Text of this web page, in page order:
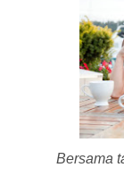
Bersama